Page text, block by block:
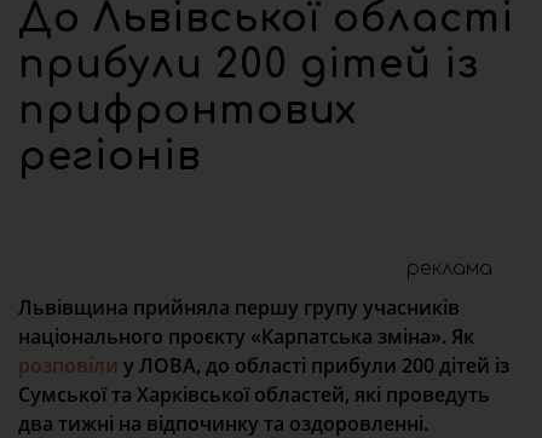
До Львівської області
прибули 200 дітей із
прифронтових
регіонів
реклама
Львівщина прийняла першу групу учасників
національного проєкту «Карпатська зміна». Як
розповіли у ЛОВА, до області прибули 200 дітей із
Сумської та Харківської областей, які проведуть
два тижні на відпочинку та оздоровленні.